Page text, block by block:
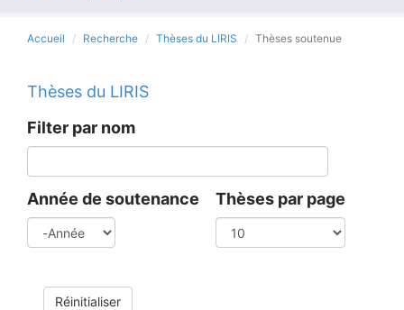
Accueil Recherche Thèses du LIRIS Thèses soutenue
Thèses du LIRIS
Filter par nom
Année de soutenance Thèses par page
Réinitialiser